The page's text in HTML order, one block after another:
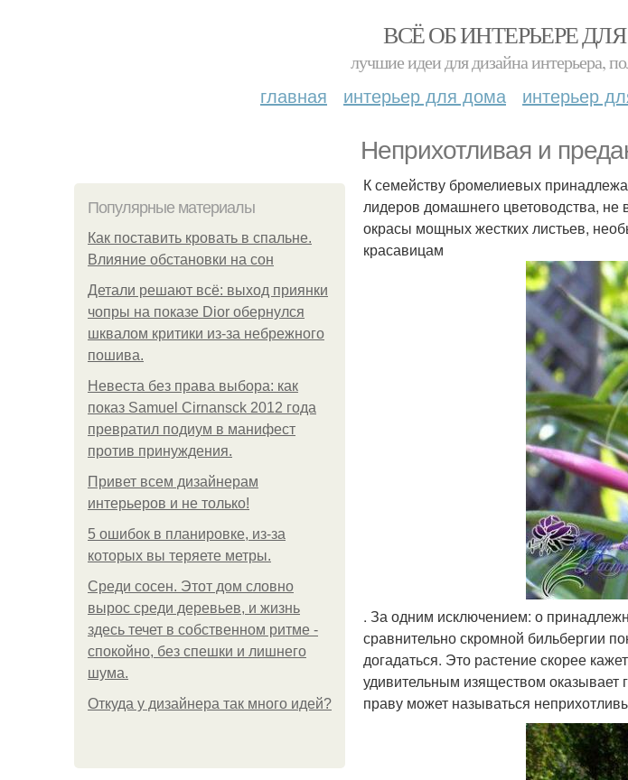
ВСЁ ОБ ИНТЕРЬЕРЕ
лучшие идеи для дизайна интерьера,
главная интерьер для дома интерьер
Неприхотливая и
Популярные материалы
Как поставить кровать в спальне.
Влияние обстановки на сон
Детали решают всё: выход приянки
чопры на показе Dior обернулся
шквалом критики из-за небрежного
пошива.
Невеста без права выбора: как
показ Samuel Cirnansck 2012 года
превратил подиум в манифест
против принуждения.
Привет всем дизайнерам
интерьеров и не только!
5 ошибок в планировке, из-за
которых вы теряете метры.
Среди сосен. Этот дом словно
вырос среди деревьев, и жизнь
здесь течет в собственном ритме -
спокойно, без спешки и лишнего
шума.
Откуда у дизайнера так много идей?
К семейству бромелиевых
лидеров домашнего цветоводства, не
окрасы мощных жестких листьев,
красавицам
. За одним исключением: о
сравнительно скромной бильбергии
догадаться. Это растение скорее
удивительным изяществом
праву может называться